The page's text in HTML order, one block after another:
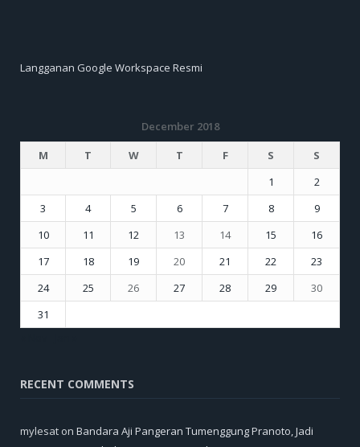
Langganan Google Workspace Resmi
December 2018
M
T W T F S
S
1
2
3
4 5 6 7 8
9
10
11 12 13 14 15
16
17
18 19 20 21 22
23
24
25 26 27 28 29
30
31
RECENT COMMENTS
mylesat on Bandara Aji Pangeran Tumenggung Pranoto, Jadi